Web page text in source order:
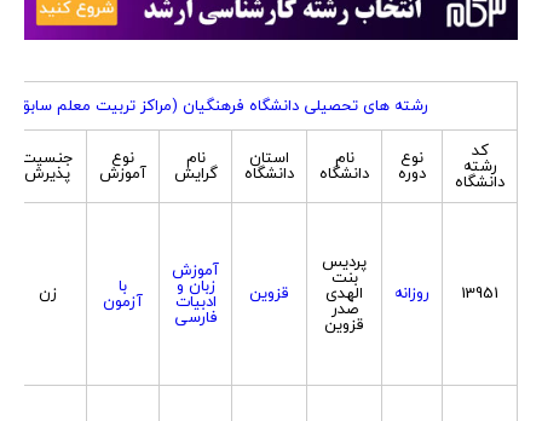
رشته های تحصیلی دانشگاه فرهنگیان (مراکز تربیت معلم سابق)
کد
رشته
دانشگاه
نوع
دوره
نام
دانشگاه
استان
دانشگاه
نام
گرایش
نوع
آموزش
جنسیت
پذیرش
13951 روزانه
پردیس
بنت
الهدی
صدر
قزوین
قزوین
آموزش
زبان و
ادبیات
فارسی
با
آزمون زن